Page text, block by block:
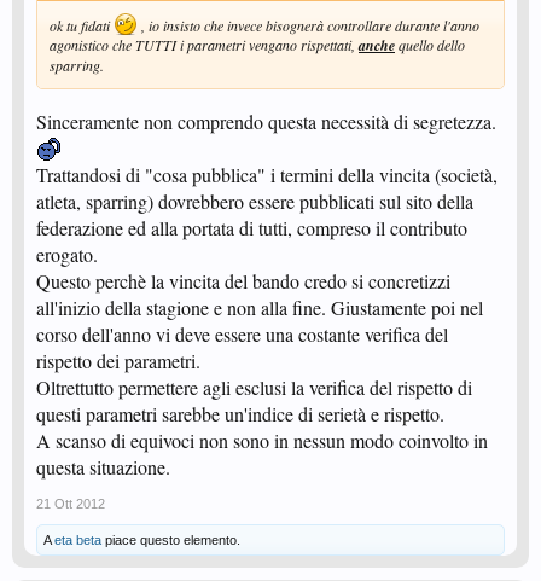
ok tu fidati
, io insisto che invece bisognerà controllare durante l'anno
agonistico che TUTTI i parametri vengano rispettati,anchequello dello
sparring.
Sinceramente non comprendo questa necessità di segretezza.
Trattandosi di "cosa pubblica" i termini della vincita (società,
atleta, sparring) dovrebbero essere pubblicati sul sito della
federazione ed alla portata di tutti, compreso il contributo
erogato.
Questo perchè la vincita del bando credo si concretizzi
all'inizio della stagione e non alla fine. Giustamente poi nel
corso dell'anno vi deve essere una costante verifica del
rispetto dei parametri.
Oltrettutto permettere agli esclusi la verifica del rispetto di
questi parametri sarebbe un'indice di serietà e rispetto.
A scanso di equivoci non sono in nessun modo coinvolto in
questa situazione.
21 Ott 2012
Aeta beta piace questo elemento.